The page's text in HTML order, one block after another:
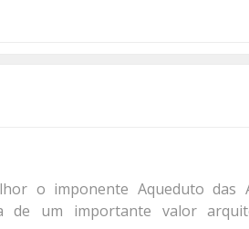
o imponente Aqueduto das
de um importante valor